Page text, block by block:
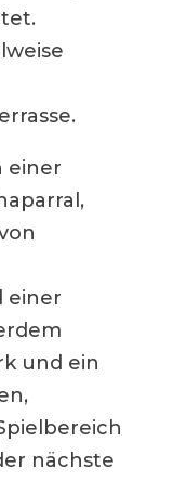
einer
einer
und ein
nächste